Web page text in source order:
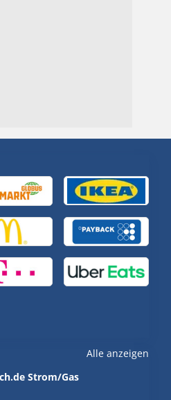
Alle anzeigen
Strom/Gas